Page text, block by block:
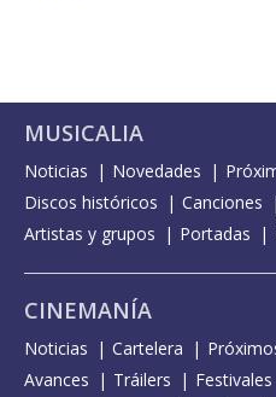
MUSICALIA
Noticias Novedades
Discos históricos
Canciones
Artistas y grupos
Portadas
CINEMANÍA
Noticias Cartelera
Avances
Tráilers